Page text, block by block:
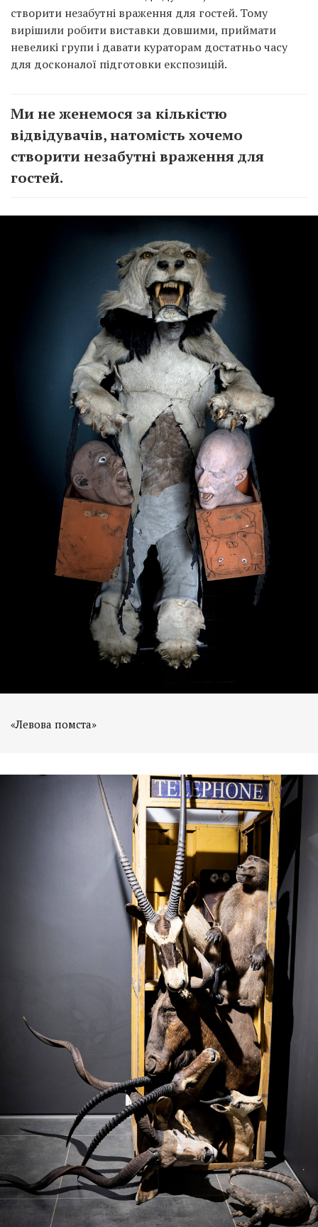
створити незабутні враження для гостей. Тому
вирішили робити виставки довшими, приймати
невеликі групи і давати кураторам достатньо часу
для досконалої підготовки експозицій.
Ми не женемося за кількістю
відвідувачів, натомість хочемо
створити незабутні враження для
гостей.
«Левова помста»